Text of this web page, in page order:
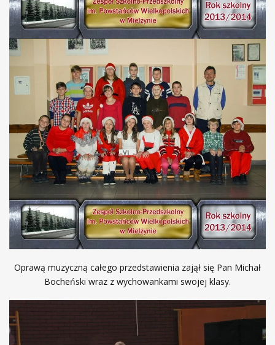
Oprawą muzyczną całego przedstawienia zajął się Pan Michał
Bocheński wraz z wychowankami swojej klasy.